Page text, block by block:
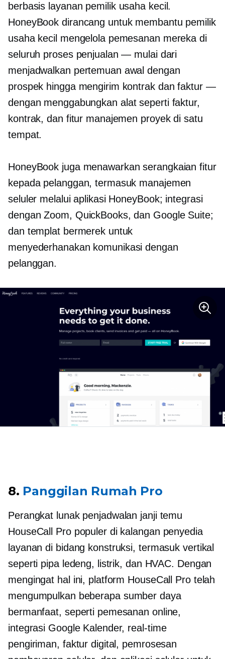
berbasis layanan pemilik usaha kecil.
HoneyBook dirancang untuk membantu pemilik
usaha kecil mengelola pemesanan mereka di
seluruh proses penjualan — mulai dari
menjadwalkan pertemuan awal dengan
prospek hingga mengirim kontrak dan faktur —
dengan menggabungkan alat seperti faktur,
kontrak, dan fitur manajemen proyek di satu
tempat.
HoneyBook juga menawarkan serangkaian fitur
kepada pelanggan, termasuk manajemen
seluler melalui aplikasi HoneyBook; integrasi
dengan Zoom, QuickBooks, dan Google Suite;
dan templat bermerek untuk
menyederhanakan komunikasi dengan
pelanggan.
8. Panggilan Rumah Pro
Perangkat lunak penjadwalan janji temu
HouseCall Pro populer di kalangan penyedia
layanan di bidang konstruksi, termasuk vertikal
seperti pipa ledeng, listrik, dan HVAC. Dengan
mengingat hal ini, platform HouseCall Pro telah
mengumpulkan beberapa sumber daya
bermanfaat, seperti pemesanan online,
integrasi Google Kalender, real-time
pengiriman, faktur digital, pemrosesan